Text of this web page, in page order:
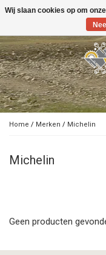
Toggle
Home / Merken / Michelin
Michelin
Geen producten
Wij slaan cookies op om
Nee